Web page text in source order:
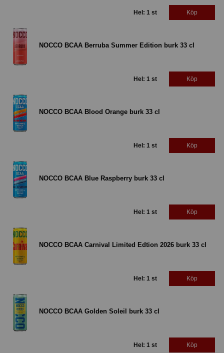
Hel: 1 st Köp
NOCCO BCAA Berruba Summer Edition burk 33 cl
Hel: 1 st Köp
NOCCO BCAA Blood Orange burk 33 cl
Hel: 1 st Köp
NOCCO BCAA Blue Raspberry burk 33 cl
Hel: 1 st Köp
NOCCO BCAA Carnival Limited Edtion 2026 burk 33 cl
Hel: 1 st Köp
NOCCO BCAA Golden Soleil burk 33 cl
Hel: 1 st Köp